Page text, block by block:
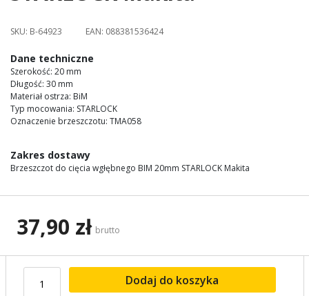
images
SKU: B-64923 EAN: 088381536424
Dane techniczne
Szerokość: 20 mm
Długość: 30 mm
Materiał ostrza: BiM
Typ mocowania: STARLOCK
Oznaczenie brzeszczotu: TMA058
Zakres dostawy
Brzeszczot do cięcia wgłębnego BIM 20mm STARLOCK Makita
37,90 zł brutto
Dodaj do koszyka